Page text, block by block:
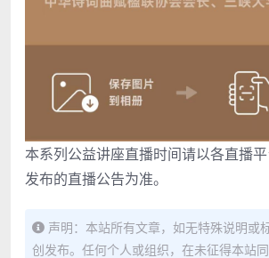
本系列公益讲座直播时间请以各直播
发布的直播公告为准。
声明：本站所有文章，如无特殊说明或
创发布。任何个人或组织，在未征得本站